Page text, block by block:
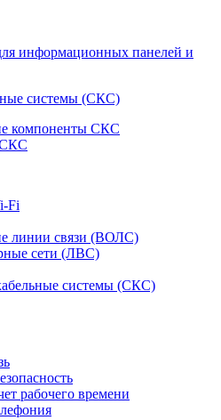
информационных панелей и
системы (СКС)
компоненты СКС
Fi
линии связи (ВОЛС)
сети (ЛВС)
системы (СКС)
рабочего времени